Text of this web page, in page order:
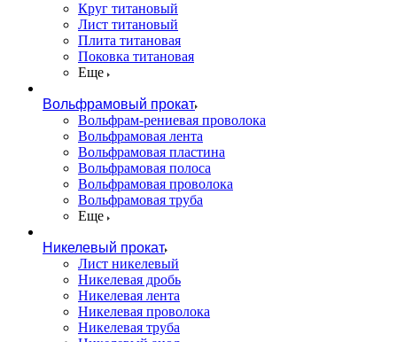
Круг титановый
Лист титановый
Плита титановая
Поковка титановая
Еще
Вольфрамовый прокат
Вольфрам-рениевая проволока
Вольфрамовая лента
Вольфрамовая пластина
Вольфрамовая полоса
Вольфрамовая проволока
Вольфрамовая труба
Еще
Никелевый прокат
Лист никелевый
Никелевая дробь
Никелевая лента
Никелевая проволока
Никелевая труба